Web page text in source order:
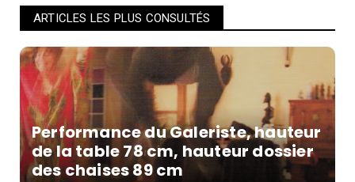
ARTICLES LES PLUS CONSULTÉS
Performance du Galeriste, hauteur
de la table 78 cm, hauteur dossier
des chaises 89 cm